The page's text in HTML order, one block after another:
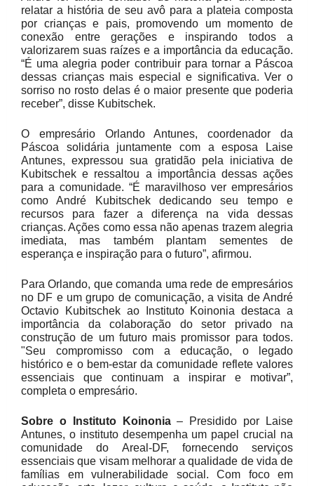
relatar a história de seu avô para a plateia composta
por crianças e pais, promovendo um momento de
conexão entre gerações e inspirando todos a
valorizarem suas raízes e a importância da educação.
“É uma alegria poder contribuir para tornar a Páscoa
dessas crianças mais especial e significativa. Ver o
sorriso no rosto delas é o maior presente que poderia
receber”, disse Kubitschek.
O empresário Orlando Antunes, coordenador da
Páscoa solidária juntamente com a esposa Laise
Antunes, expressou sua gratidão pela iniciativa de
Kubitschek e ressaltou a importância dessas ações
para a comunidade. “É maravilhoso ver empresários
como André Kubitschek dedicando seu tempo e
recursos para fazer a diferença na vida dessas
crianças. Ações como essa não apenas trazem alegria
imediata, mas também plantam sementes de
esperança e inspiração para o futuro”, afirmou.
Para Orlando, que comanda uma rede de empresários
no DF e um grupo de comunicação, a visita de André
Octavio Kubitschek ao Instituto Koinonia destaca a
importância da colaboração do setor privado na
construção de um futuro mais promissor para todos.
"Seu compromisso com a educação, o legado
histórico e o bem-estar da comunidade reflete valores
essenciais que continuam a inspirar e motivar”,
completa o empresário.
Sobre o Instituto Koinonia– Presidido por Laise
Antunes, o instituto desempenha um papel crucial na
comunidade do Areal-DF, fornecendo serviços
essenciais que visam melhorar a qualidade de vida de
famílias em vulnerabilidade social. Com foco em